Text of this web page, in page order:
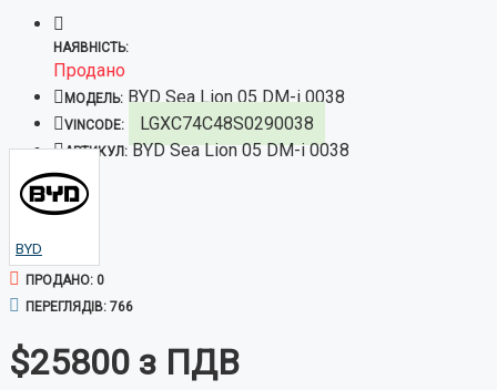
НАЯВНІСТЬ:
Продано
МОДЕЛЬ: BYD Sea Lion 05 DM-i 0038
VINCODE: LGXC74C48S0290038
АРТИКУЛ: BYD Sea Lion 05 DM-i 0038
BYD
ПРОДАНО: 0
ПЕРЕГЛЯДІВ: 766
$25800